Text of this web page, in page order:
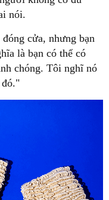
nói.
cửa, nhưng bạn
là bạn có thể có
chóng. Tôi nghĩ nó
đó."